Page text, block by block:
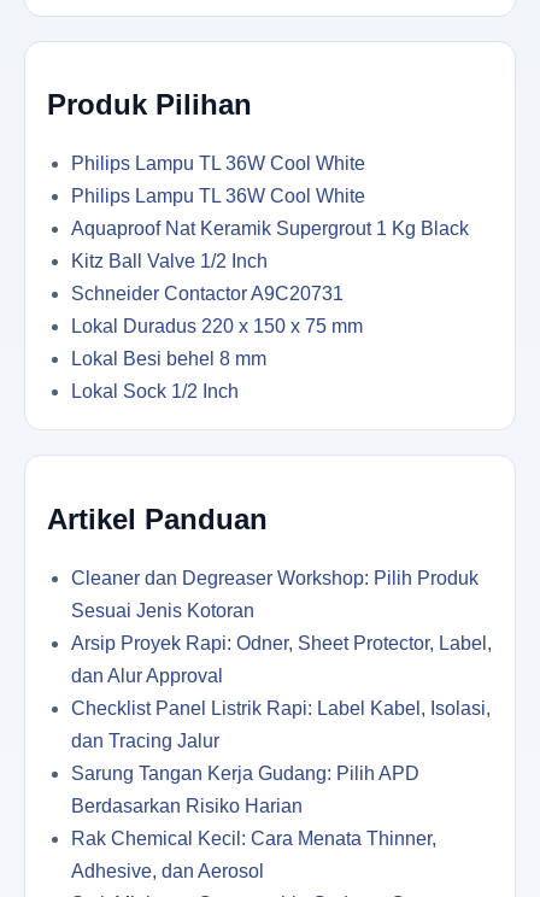
Produk Pilihan
Philips Lampu TL 36W Cool White
Philips Lampu TL 36W Cool White
Aquaproof Nat Keramik Supergrout 1 Kg Black
Kitz Ball Valve 1/2 Inch
Schneider Contactor A9C20731
Lokal Duradus 220 x 150 x 75 mm
Lokal Besi behel 8 mm
Lokal Sock 1/2 Inch
Artikel Panduan
Cleaner dan Degreaser Workshop: Pilih Produk
Sesuai Jenis Kotoran
Arsip Proyek Rapi: Odner, Sheet Protector, Label,
dan Alur Approval
Checklist Panel Listrik Rapi: Label Kabel, Isolasi,
dan Tracing Jalur
Sarung Tangan Kerja Gudang: Pilih APD
Berdasarkan Risiko Harian
Rak Chemical Kecil: Cara Menata Thinner,
Adhesive, dan Aerosol